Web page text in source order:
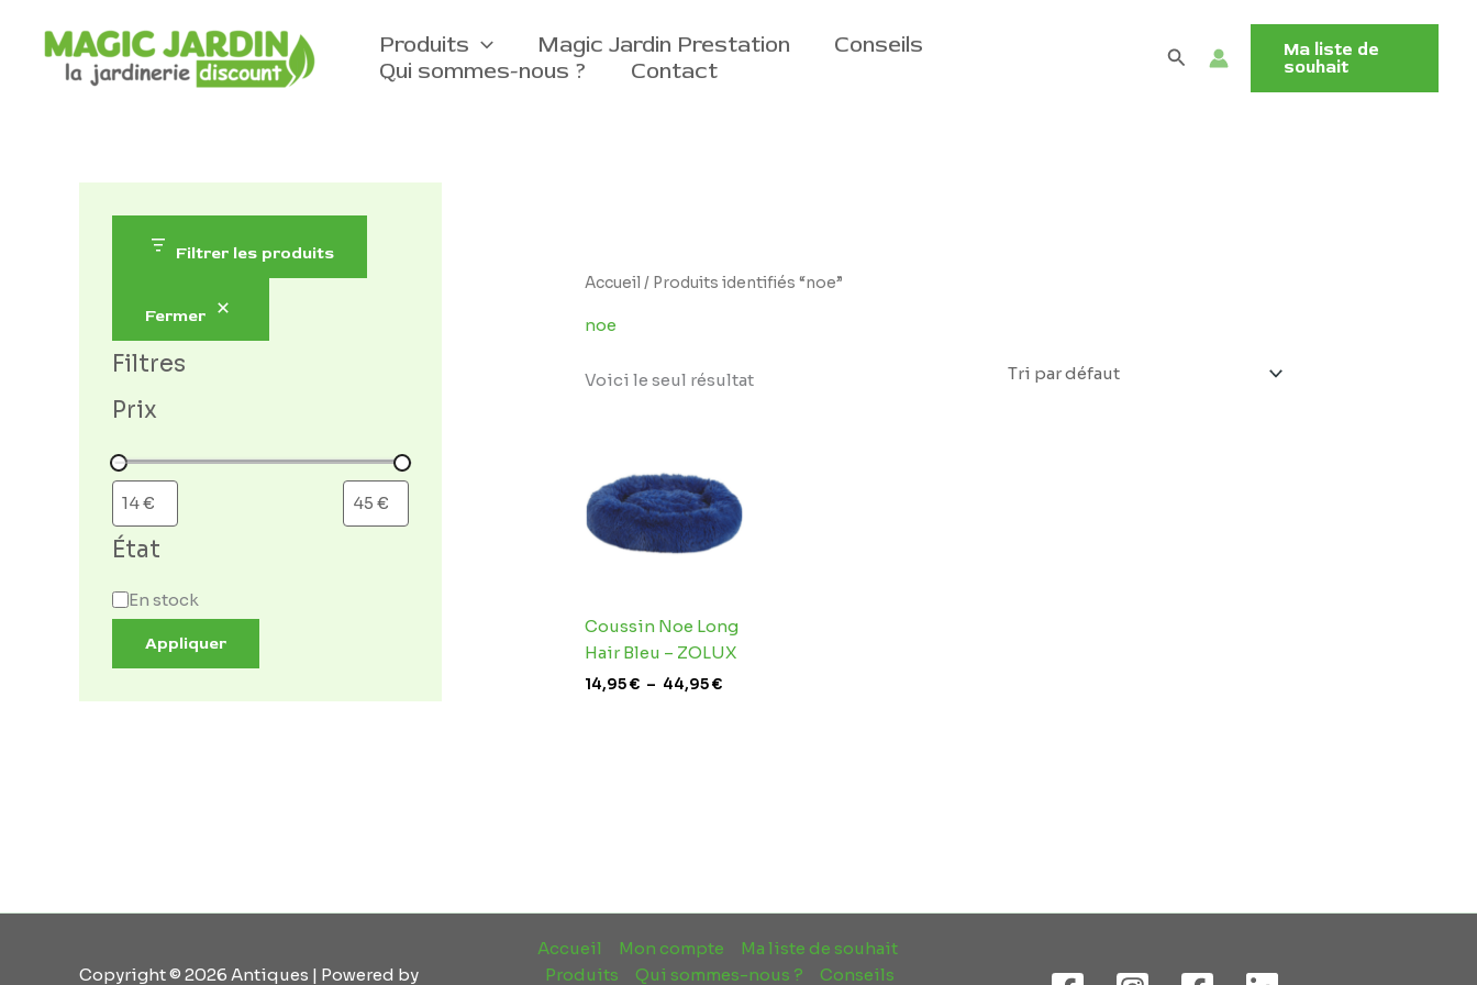
contenu
Produits Magic Jardin Prestation
Conseils
Qui sommes-nous ?
Contact
RechercherMa liste de
souhait
Filtrer les produits
Fermer
Filtres
Prix
État
i
s
n
i
i
t
é
En stock
Appliquer
Accueil / Produits identifiés “noe”
noe
Voici le seul résultat
Coussin Noe Long
Hair Bleu – ZOLUX
14,95€ – 44,95€
prix :
14,95 €
à
44,95 €
Copyright © 2026 Antiques | Powered by
Accueil Mon compte
Ma liste de souhait
Produits
Qui sommes-nous ? Conseils